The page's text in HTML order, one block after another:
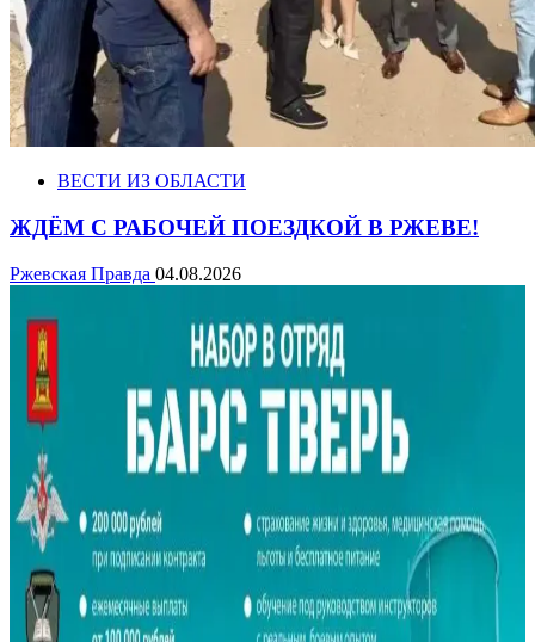
ВЕСТИ ИЗ ОБЛАСТИ
ЖДЁМ С РАБОЧЕЙ ПОЕЗДКОЙ В РЖЕВЕ!
Ржевская Правда 04.08.2026